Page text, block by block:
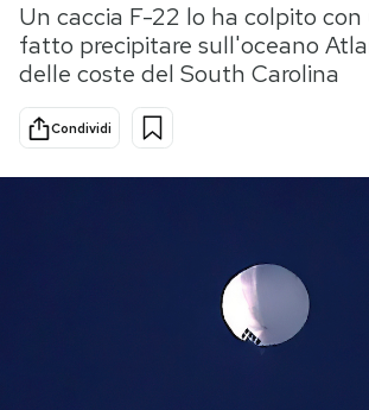
Tecnologia
Internet
Scienza
Cultura
Economia
Storie/
Ok
Media
Un caccia F-22 lo ha colpito con
fatto precipitare sull'oceano
delle coste del South Carolina
Condividi